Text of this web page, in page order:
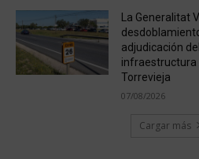
La Generalitat
adjudicación
infraestructura
Torrevieja
07/08/2026
Cargar más